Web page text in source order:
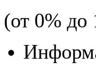
(от 0% до